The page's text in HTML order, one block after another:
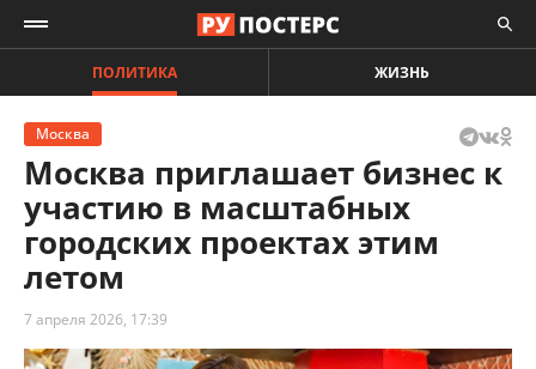
ПОЛИТИКА ЖИЗНЬ
Москва
Москва приглашает бизнес к
участию в масштабных
городских проектах этим
летом
7 апреля 2026, 17:39